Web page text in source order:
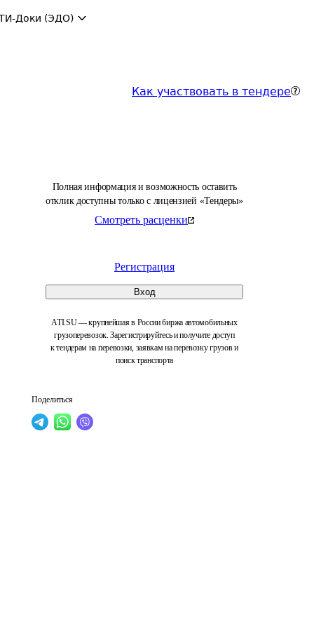
Доки (ЭДО)
Как участвовать в тендере
Полная информация и возможность оставить
отклик доступны только с лицензией «Тендеры»
Смотреть расценки
Регистрация
Вход
ATI.SU — крупнейшая в России биржа автомобильных
грузоперевозок. Зарегистрируйтесь и получите доступ
к тендерам на перевозки, заявкам на перевозку грузов и
поиск транспорта
Поделиться